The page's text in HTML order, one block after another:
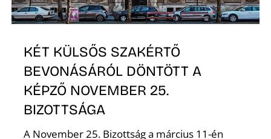
KÉT KÜLSŐS SZAKÉRTŐ
BEVONÁSÁRÓL DÖNTÖTT A
KÉPZŐ NOVEMBER 25.
BIZOTTSÁGA
A November 25. Bizottság a március 11-én